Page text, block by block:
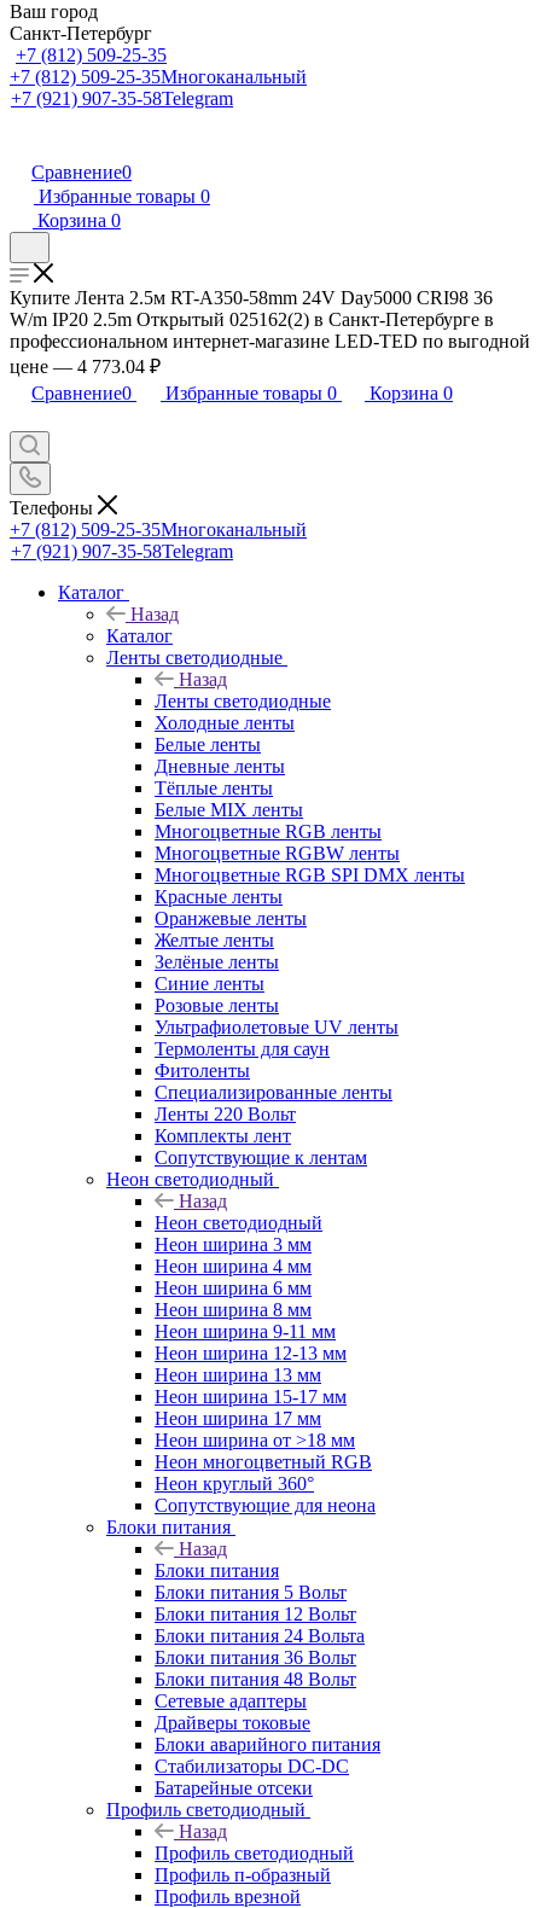
Ваш город
Санкт-Петербург
+7 (812) 509-25-35
+7 (812) 509-25-35Многоканальный
+7 (921) 907-35-58Telegram
Сравнение0
Избранные товары 0
Корзина 0
Купите Лента 2.5м RT-A350-58mm 24V Day5000 CRI98 36
W/m IP20 2.5m Открытый 025162(2) в Санкт-Петербурге в
профессиональном интернет-магазине LED-TED по выгодной
цене — 4 773.04 ₽
Сравнение0 Избранные товары 0 Корзина 0
Телефоны
+7 (812) 509-25-35Многоканальный
+7 (921) 907-35-58Telegram
Каталог
Назад
Каталог
Ленты светодиодные
Назад
Ленты светодиодные
Холодные ленты
Белые ленты
Дневные ленты
Тёплые ленты
Белые MIX ленты
Многоцветные RGB ленты
Многоцветные RGBW ленты
Многоцветные RGB SPI DMX ленты
Красные ленты
Оранжевые ленты
Желтые ленты
Зелёные ленты
Синие ленты
Розовые ленты
Ультрафиолетовые UV ленты
Термоленты для саун
Фитоленты
Специализированные ленты
Ленты 220 Вольт
Комплекты лент
Сопутствующие к лентам
Неон светодиодный
Назад
Неон светодиодный
Неон ширина 3 мм
Неон ширина 4 мм
Неон ширина 6 мм
Неон ширина 8 мм
Неон ширина 9-11 мм
Неон ширина 12-13 мм
Неон ширина 13 мм
Неон ширина 15-17 мм
Неон ширина 17 мм
Неон ширина от >18 мм
Неон многоцветный RGB
Неон круглый 360°
Сопутствующие для неона
Блоки питания
Назад
Блоки питания
Блоки питания 5 Вольт
Блоки питания 12 Вольт
Блоки питания 24 Вольта
Блоки питания 36 Вольт
Блоки питания 48 Вольт
Сетевые адаптеры
Драйверы токовые
Блоки аварийного питания
Стабилизаторы DC-DC
Батарейные отсеки
Профиль светодиодный
Назад
Профиль светодиодный
Профиль п-образный
Профиль врезной